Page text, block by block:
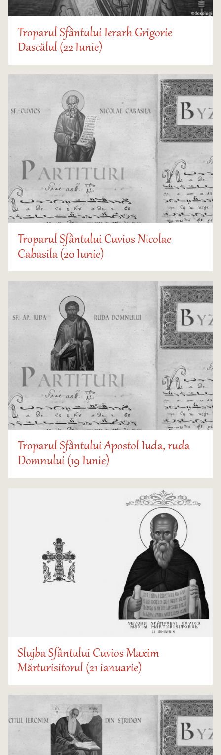
Troparul Sfântului Ierarh Grigorie
Dascălul (22 Iunie)
Troparul Sfântului Cuvios Nicolae
Cabasila (20 Iunie)
Troparul Sfântului Apostol Iuda, ruda
Domnului (19 Iunie)
Slujba Sfântului Cuvios Maxim
Mărturisitorul (21 ianuarie)